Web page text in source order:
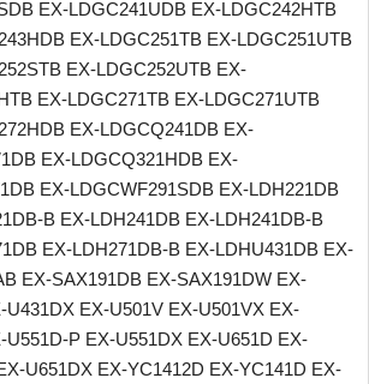
EX-LDGC241UDB EX-LDGC242HTB
EX-LDGC251TB EX-LDGC251UTB
EX-LDGC252UTB EX-
EX-LDGC271TB EX-LDGC271UTB
EX-LDGCQ241DB EX-
EX-LDGCQ321HDB EX-
EX-LDGCWF291SDB EX-LDH221DB
B EX-LDH241DB EX-LDH241DB-B
EX-LDH271DB-B EX-LDHU431DB EX-
EX-SAX191DB EX-SAX191DW EX-
U431DX EX-U501V EX-U501VX EX-
U551D-P EX-U551DX EX-U651D EX-
U651DX EX-YC1412D EX-YC141D EX-